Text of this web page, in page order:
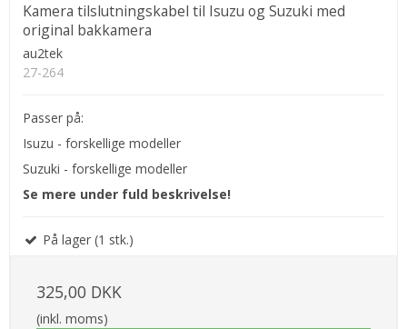
Kamera tilslutningskabel til Isuzu og Suzuki med
original bakkamera
au2tek
27-264
Passer på:
Isuzu - forskellige modeller
Suzuki - forskellige modeller
Se mere under fuld beskrivelse!
På lager (1 stk.)
325,00 DKK
(inkl. moms)